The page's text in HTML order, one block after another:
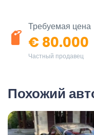
Требуемая цена
€ 80.000
Частный продавец
Похожий